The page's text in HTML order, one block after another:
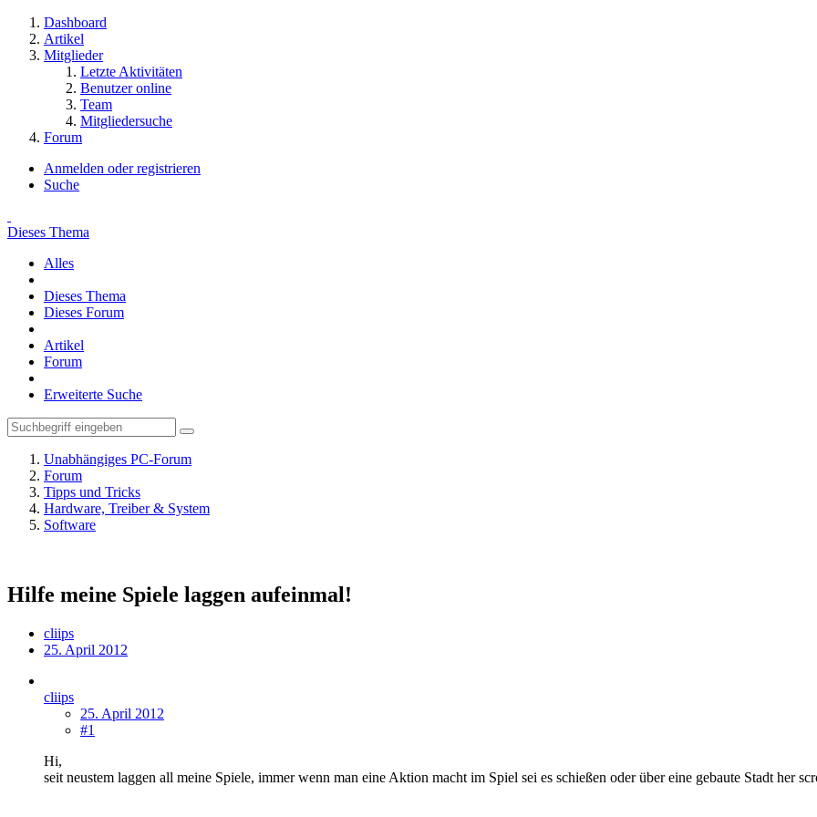
Dashboard
Artikel
Mitglieder
Letzte Aktivitäten
Benutzer online
Team
Mitgliedersuche
Forum
Anmelden oder registrieren
Suche
Dieses Thema
Alles
Dieses Thema
Dieses Forum
Artikel
Forum
Erweiterte Suche
Unabhängiges PC-Forum
Forum
Tipps und Tricks
Hardware, Treiber & System
Software
Hilfe meine Spiele laggen aufeinmal!
cliips
25. April 2012
cliips
25. April 2012
#1
Hi,
seit neustem laggen all meine Spiele, immer wenn man eine Aktion macht im Spiel sei es schießen oder über eine gebaute Stadt her